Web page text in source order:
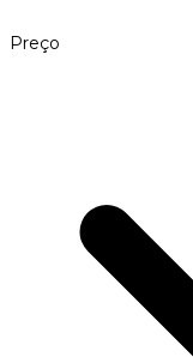
Preço